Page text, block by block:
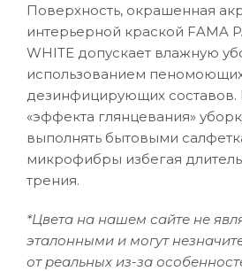
Поверхность, окрашенная
интерьерной краской FAMA
WHITE допускает влажную
использованием
дезинфицирующих составов.
«эффекта глянцевания»
выполнять бытовыми
микрофибры избегая
трения.
*Цвета на нашем сайте не
эталонными и могут
от реальных из-за